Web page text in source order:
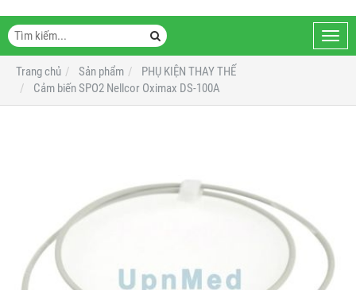
Trang chủ
Sản phẩm
PHỤ KIỆN THAY THẾ
Cảm biến SPO2 Nellcor Oximax DS-100A